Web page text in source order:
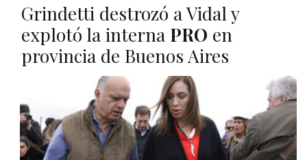
Grindetti destrozó a Vidal y
explotó la interna PRO en
provincia de Buenos Aires